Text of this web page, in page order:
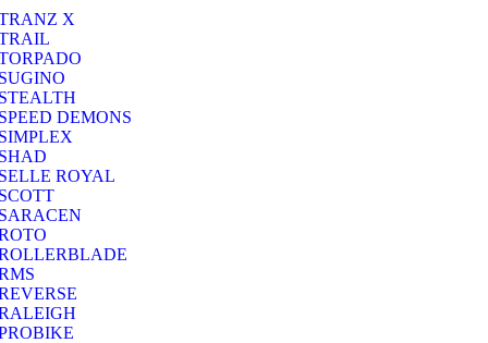
X
DEMONS
ROYAL